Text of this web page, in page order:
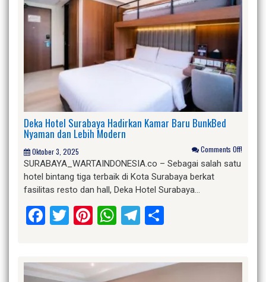
Deka Hotel Surabaya Hadirkan Kamar Baru BunkBed
Nyaman dan Lebih Modern
Oktober 3, 2025 Comments Off!
SURABAYA_WARTAINDONESIA.co – Sebagai salah satu
hotel bintang tiga terbaik di Kota Surabaya berkat
fasilitas resto dan hall, Deka Hotel Surabaya…
Facebook
Twitter
Pinterest
WhatsApp
Telegram